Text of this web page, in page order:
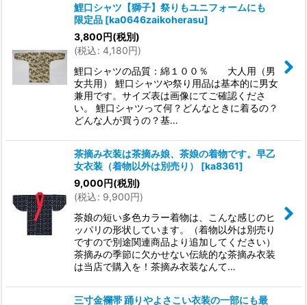
鯉口シャツ【獅子】祭りもユニフォームにも
限定品 [ka0646zaikoherasu]
3,800円(税別)
(税込: 4,180円)
鯉口シャツの品質：綿１００％ 大人用（男
女共用） 鯉口シャツや祭り用品は基本的に男女
兼用です。サイズ表は画像にてご確認くださ
い。 鯉口シャツって何？どんなときに着るの？
どんな人が買うの？基…
茶摘み衣装は茶摘み娘、茶娘の着物です。早乙
女衣装（着物以外は別売り）
[ka8361]
9,000円(税別)
(税込: 9,900円)
茶娘の短い多色カラー着物は、こんな感じのヒ
ッパリの形状しています。（着物以外は別売り
ですので別途関連商品より追加してください）
茶摘みの季節に欠かせない伝統的な茶摘み衣装
は当店で購入を！茶摘み衣装なんて…
三寸金襴帯 踊りやよさこい衣装の一部にも最